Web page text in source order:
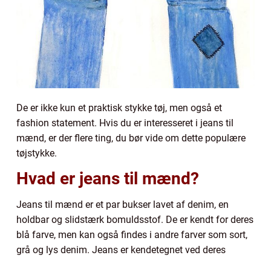
De er ikke kun et praktisk stykke tøj, men også et
fashion statement. Hvis du er interesseret i jeans til
mænd, er der flere ting, du bør vide om dette populære
tøjstykke.
Hvad er jeans til mænd?
Jeans til mænd er et par bukser lavet af denim, en
holdbar og slidstærk bomuldsstof. De er kendt for deres
blå farve, men kan også findes i andre farver som sort,
grå og lys denim. Jeans er kendetegnet ved deres